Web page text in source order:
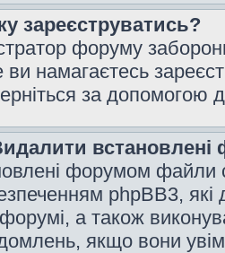
зареєструватись?
форуму
ви намагаєтесь
за допомогою
форумом файли
phpBB3,
а також
якщо вони